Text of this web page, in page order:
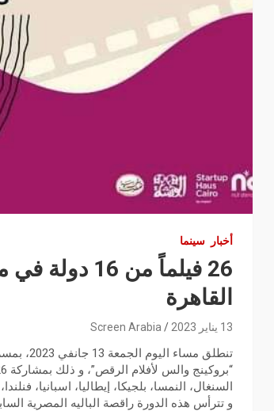
أخبار سينما
26 فيلماً
القاهرة
13 يناير 2023 Screen Arabia
تنطلق
السنغال، النمسا، بلجيكا، إيطاليا، اسبانيا،
و تترأس هذه الدورة راقصة الباليه المصرية